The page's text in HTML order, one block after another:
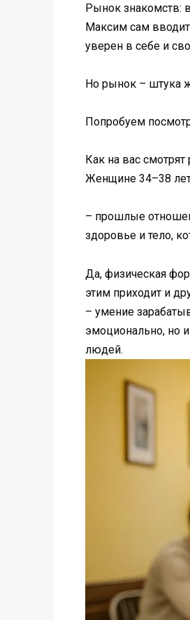
Рынок знакомств:
Максим сам
уверен в себе и
Но рынок – штука
Попробуем
Как на вас
Женщине 34–38
– прошлые
здоровье и тело,
Да, физическая
этим приходит и
– умение
эмоционально, но
людей.